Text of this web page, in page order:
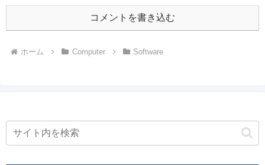
コメントを書き込む
ホーム Computer Software